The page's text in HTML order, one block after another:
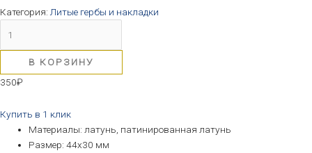
Категория: Литые гербы и накладки
В КОРЗИНУ
350₽
Купить в 1 клик
Материалы: латунь, патинированная латунь
Размер: 44х30 мм